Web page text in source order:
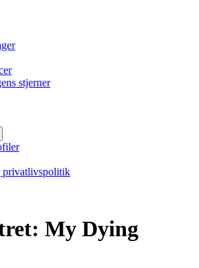
stjerner
privatlivspolitik
My Dying